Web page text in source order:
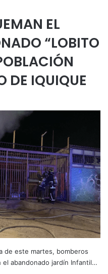
EL
“LOBITO
DE IQUIQUE
de este martes, bomberos
abandonado jardín Infantil…